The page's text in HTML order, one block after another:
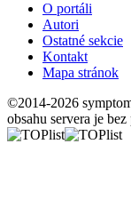
O portáli
Autori
Ostatné sekcie
Kontakt
Mapa stránok
©2014-2026
obsahu servera je